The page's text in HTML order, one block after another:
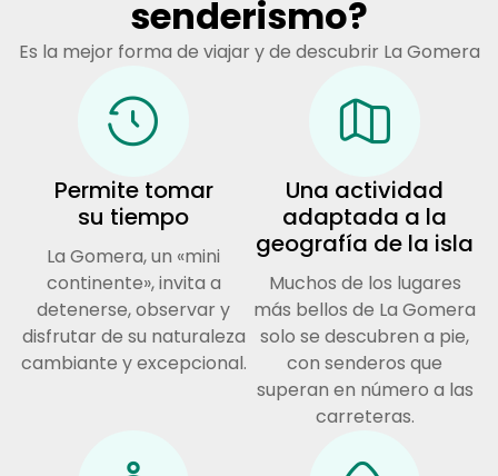
senderismo?
Es la mejor forma de viajar y de descubrir La Gomera
Permite tomar
su tiempo
La Gomera, un «mini
continente», invita a
detenerse, observar y
disfrutar de su naturaleza
cambiante y excepcional.
Una actividad
adaptada a la
geografía de la isla
Muchos de los lugares
más bellos de La Gomera
solo se descubren a pie,
con senderos que
superan en número a las
carreteras.